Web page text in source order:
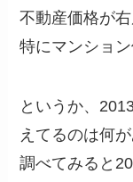
不動産価格が
特にマンショ
というか、
えてるのは何
調べてみると